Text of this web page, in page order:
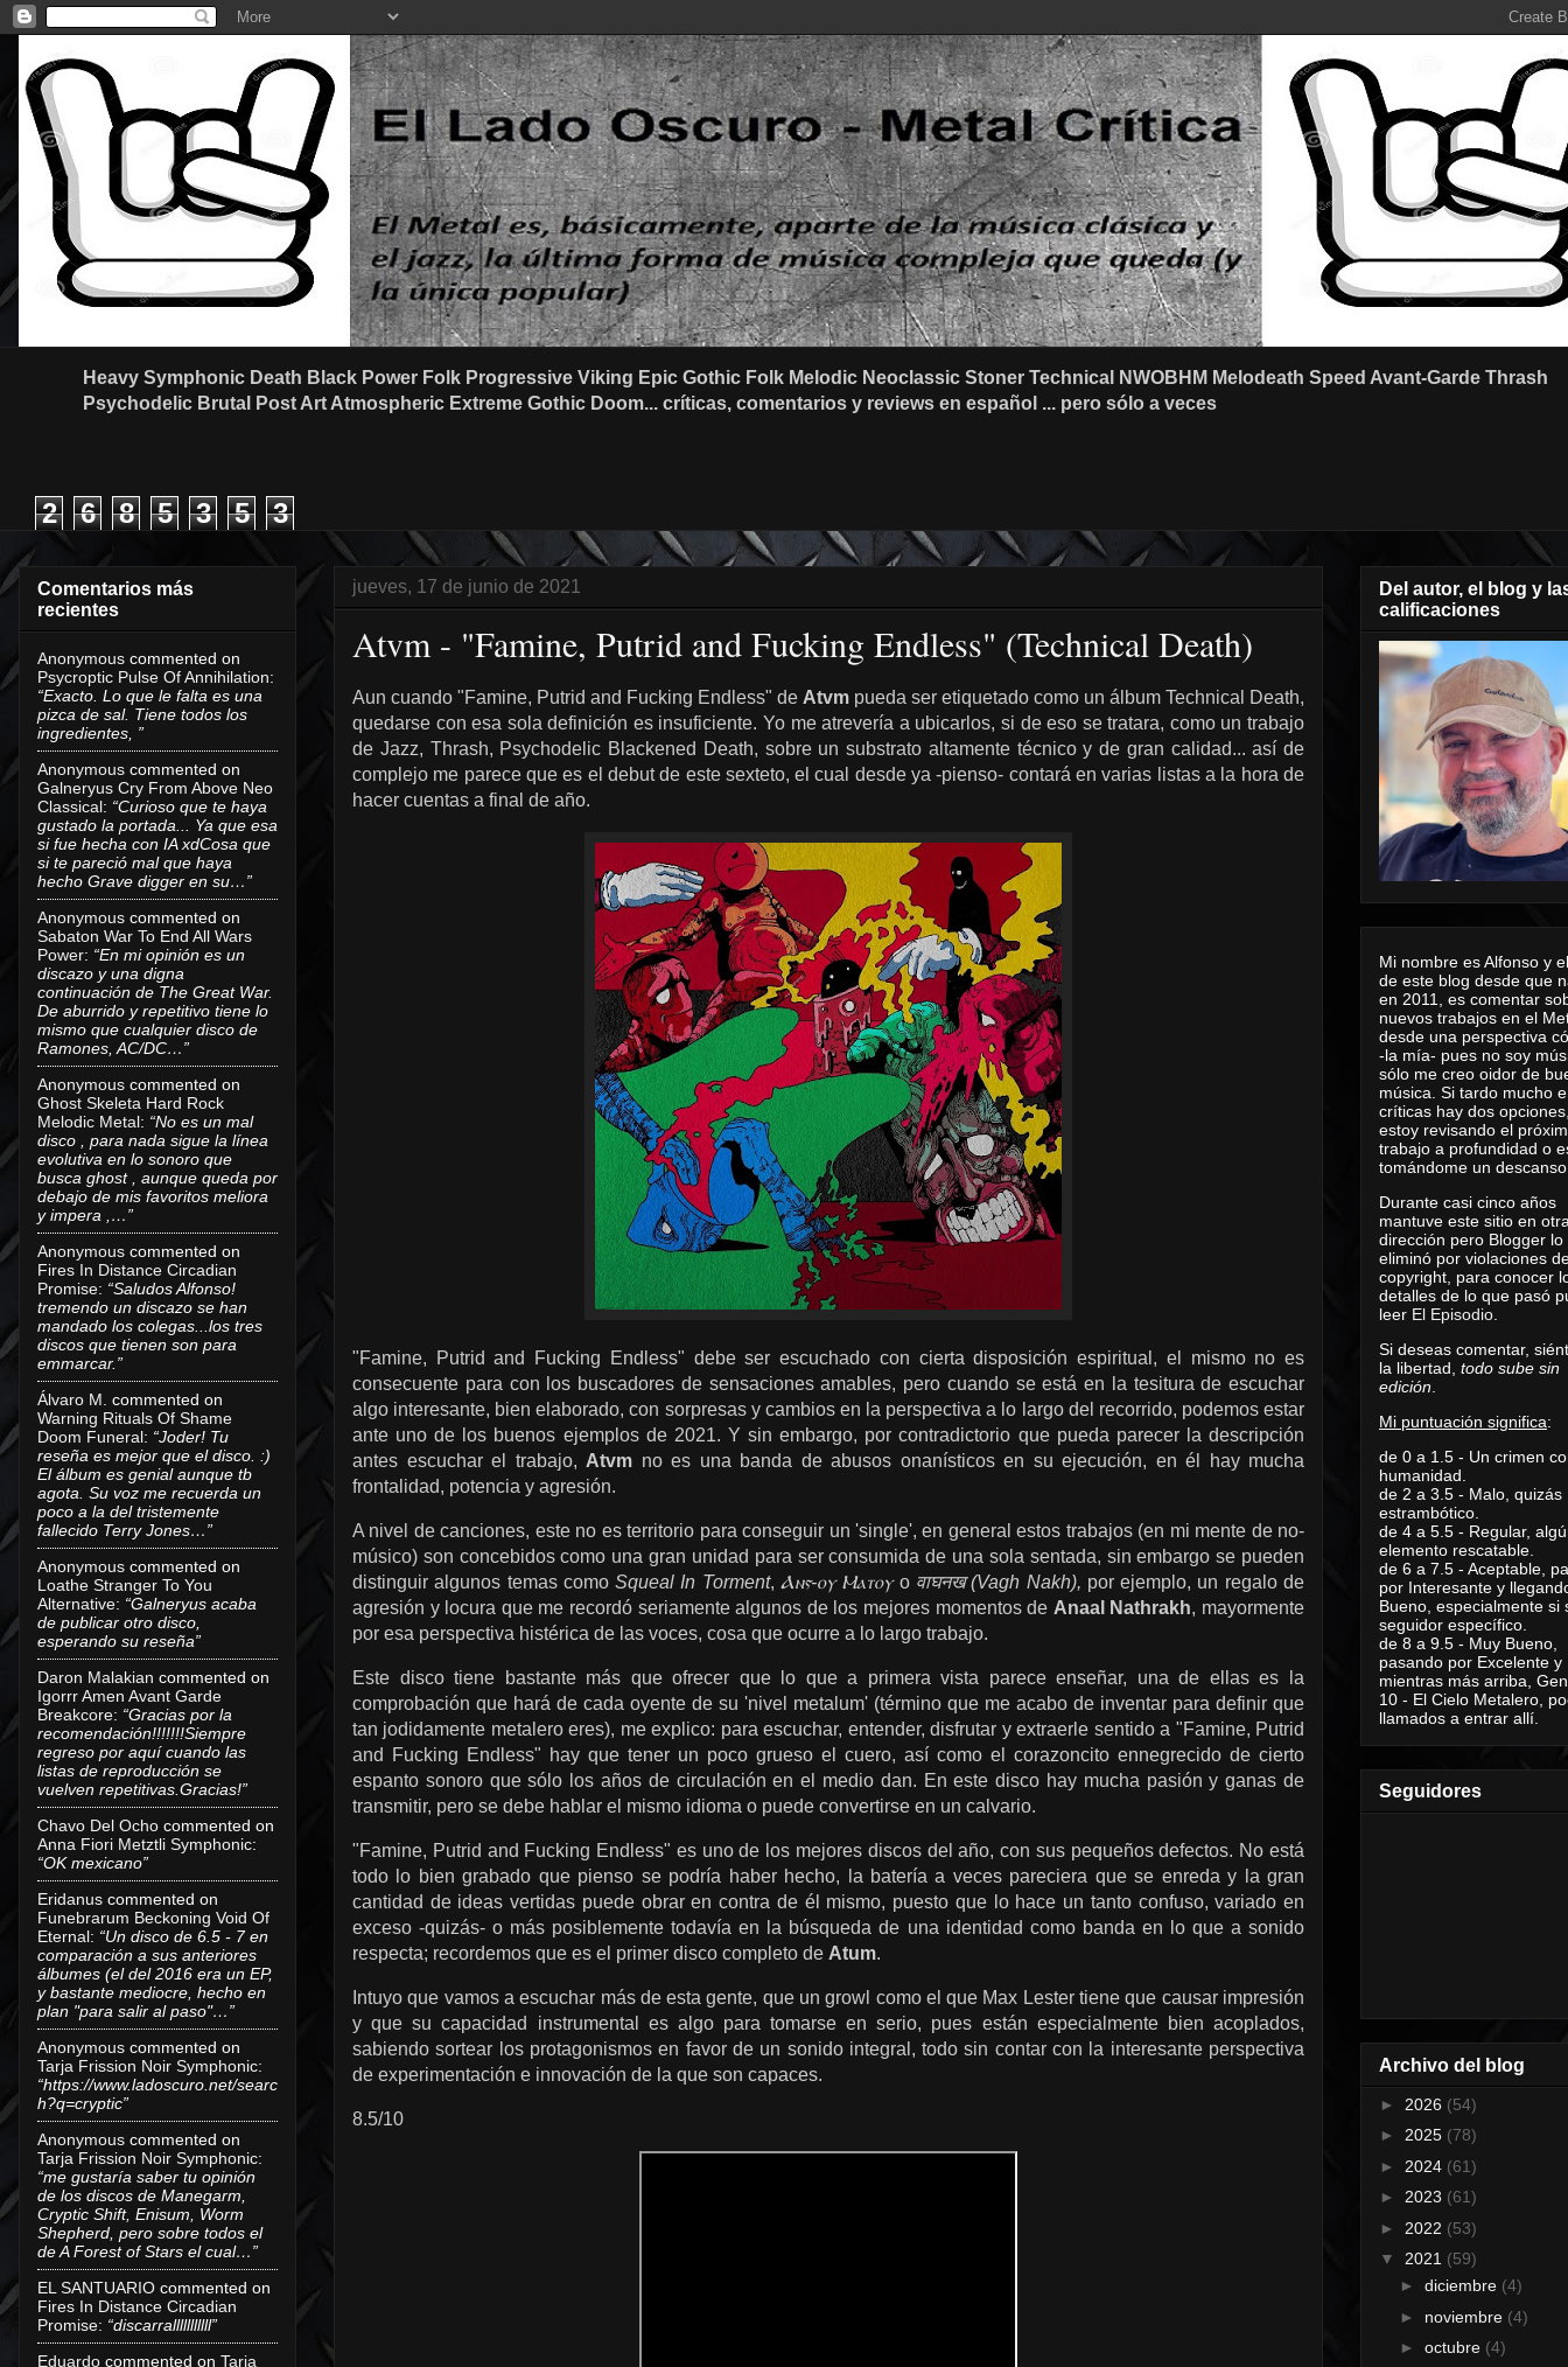
Heavy Symphonic Death Black Power Folk Progressive Viking Epic Gothic Folk Melodic Neoclassic Stoner Technical NWOBHM Melodeath Speed Avant-Garde Thrash
Psychodelic Brutal Post Art Atmospheric Extreme Gothic Doom... críticas, comentarios y reviews en español ... pero sólo a veces
2 6 8 5 3 5 3
jueves, 17 de junio de 2021
Atvm - "Famine, Putrid and Fucking Endless" (Technical Death)
Aun cuando "Famine, Putrid and Fucking Endless" de Atvm pueda ser etiquetado como un álbum Technical Death,
quedarse con esa sola definición es insuficiente. Yo me atrevería a ubicarlos, si de eso se tratara, como un trabajo
de Jazz, Thrash, Psychodelic Blackened Death, sobre un substrato altamente técnico y de gran calidad... así de
complejo me parece que es el debut de este sexteto, el cual desde ya -pienso- contará en varias listas a la hora de
hacer cuentas a final de año.
"Famine, Putrid and Fucking Endless" debe ser escuchado con cierta disposición espiritual, el mismo no es
consecuente para con los buscadores de sensaciones amables, pero cuando se está en la tesitura de escuchar
algo interesante, bien elaborado, con sorpresas y cambios en la perspectiva a lo largo del recorrido, podemos estar
ante uno de los buenos ejemplos de 2021. Y sin embargo, por contradictorio que pueda parecer la descripción
antes escuchar el trabajo, Atvm no es una banda de abusos onanísticos en su ejecución, en él hay mucha
frontalidad, potencia y agresión.
A nivel de canciones, este no es territorio para conseguir un 'single', en general estos trabajos (en mi mente de no-
músico) son concebidos como una gran unidad para ser consumida de una sola sentada, sin embargo se pueden
distinguir algunos temas comoSqueal In Torment, Ⲁⲛⲋ-ⲟⲩ Ⲙⲁⲧⲟⲩo वाघनख (Vagh Nakh), por ejemplo, un regalo de
agresión y locura que me recordó seriamente algunos de los mejores momentos de Anaal Nathrakh, mayormente
por esa perspectiva histérica de las voces, cosa que ocurre a lo largo trabajo.
Este disco tiene bastante más que ofrecer que lo que a primera vista parece enseñar, una de ellas es la
comprobación que hará de cada oyente de su 'nivel metalum' (término que me acabo de inventar para definir que
tan jodidamente metalero eres), me explico: para escuchar, entender, disfrutar y extraerle sentido a "Famine, Putrid
and Fucking Endless" hay que tener un poco grueso el cuero, así como el corazoncito ennegrecido de cierto
espanto sonoro que sólo los años de circulación en el medio dan. En este disco hay mucha pasión y ganas de
transmitir, pero se debe hablar el mismo idioma o puede convertirse en un calvario.
"Famine, Putrid and Fucking Endless" es uno de los mejores discos del año, con sus pequeños defectos. No está
todo lo bien grabado que pienso se podría haber hecho, la batería a veces pareciera que se enreda y la gran
cantidad de ideas vertidas puede obrar en contra de él mismo, puesto que lo hace un tanto confuso, variado en
exceso -quizás- o más posiblemente todavía en la búsqueda de una identidad como banda en lo que a sonido
respecta; recordemos que es el primer disco completo de Atum.
Intuyo que vamos a escuchar más de esta gente, que un growl como el que Max Lester tiene que causar impresión
y que su capacidad instrumental es algo para tomarse en serio, pues están especialmente bien acoplados,
sabiendo sortear los protagonismos en favor de un sonido integral, todo sin contar con la interesante perspectiva
de experimentación e innovación de la que son capaces.
8.5/10
Comentarios más
recientes
Anonymous commented on
Psycroptic Pulse Of Annihilation:
“Exacto. Lo que le falta es una
pizca de sal. Tiene todos los
ingredientes, ”
Anonymous commented on
Galneryus Cry From Above Neo
Classical: “Curioso que te haya
gustado la portada... Ya que esa
si fue hecha con IA xdCosa que
si te pareció mal que haya
hecho Grave digger en su…”
Anonymous commented on
Sabaton War To End All Wars
Power: “En mi opinión es un
discazo y una digna
continuación de The Great War.
De aburrido y repetitivo tiene lo
mismo que cualquier disco de
Ramones, AC/DC…”
Anonymous commented on
Ghost Skeleta Hard Rock
Melodic Metal: “No es un mal
disco , para nada sigue la línea
evolutiva en lo sonoro que
busca ghost , aunque queda por
debajo de mis favoritos meliora
y impera ,…”
Anonymous commented on
Fires In Distance Circadian
Promise: “Saludos Alfonso!
tremendo un discazo se han
mandado los colegas...los tres
discos que tienen son para
emmarcar.”
Álvaro M. commented on
Warning Rituals Of Shame
Doom Funeral: “Joder! Tu
reseña es mejor que el disco. :)
El álbum es genial aunque tb
agota. Su voz me recuerda un
poco a la del tristemente
fallecido Terry Jones…”
Anonymous commented on
Loathe Stranger To You
Alternative: “Galneryus acaba
de publicar otro disco,
esperando su reseña”
Daron Malakian commented on
Igorrr Amen Avant Garde
Breakcore: “Gracias por la
recomendación!!!!!!!Siempre
regreso por aquí cuando las
listas de reproducción se
vuelven repetitivas.Gracias!”
Chavo Del Ocho commented on
Anna Fiori Metztli Symphonic:
“OK mexicano”
Eridanus commented on
Funebrarum Beckoning Void Of
Eternal: “Un disco de 6.5 - 7 en
comparación a sus anteriores
álbumes (el del 2016 era un EP,
y bastante mediocre, hecho en
plan "para salir al paso"…”
Anonymous commented on
Tarja Frission Noir Symphonic:
“https://www.ladoscuro.net/searc
h?q=cryptic”
Anonymous commented on
Tarja Frission Noir Symphonic:
“me gustaría saber tu opinión
de los discos de Manegarm,
Cryptic Shift, Enisum, Worm
Shepherd, pero sobre todos el
de A Forest of Stars el cual…”
EL SANTUARIO commented on
Fires In Distance Circadian
Promise: “discarralllllllllll”
Eduardo commented on Tarja
Del autor, el blog y
calificaciones
Mi nombre es Alfonso y
de este blog desde que
en 2011, es comentar
nuevos trabajos en el
desde una perspectiva
-la mía- pues no soy
sólo me creo oidor de
música. Si tardo mucho
críticas hay dos
estoy revisando el
trabajo a profundidad o
tomándome un
Durante casi cinco años
mantuve este sitio en
dirección pero Blogger lo
eliminó por violaciones
copyright, para conocer
detalles de lo que pasó
leer El Episodio
Si deseas comentar,
la libertad, todo sube sin
edición
Mi puntuación significa:
de 0 a 1.5 - Un crimen
humanidad.
de 2 a 3.5 - Malo, quizás
estrambótico.
de 4 a 5.5 - Regular,
elemento rescatable.
de 6 a 7.5 - Aceptable,
por Interesante y
Bueno, especialmente si
seguidor específico.
de 8 a 9.5 - Muy Bueno,
pasando por Excelente y
mientras más arriba,
10 - El Cielo Metalero,
llamados a entrar allí.
Seguidores
Archivo del blog
► 2026 (54)
► 2025 (78)
► 2024 (61)
► 2023 (61)
► 2022 (53)
▼ 2021 (59)
► diciembre (4)
► noviembre (4)
► octubre (4)